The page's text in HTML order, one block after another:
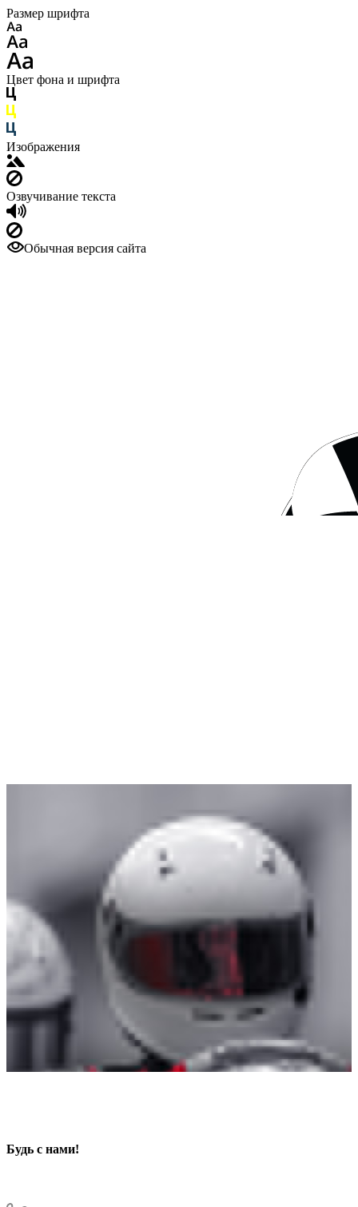
Размер шрифта
Цвет фона и шрифта
Изображения
Озвучивание текста
Обычная версия сайта
Будь с нами!